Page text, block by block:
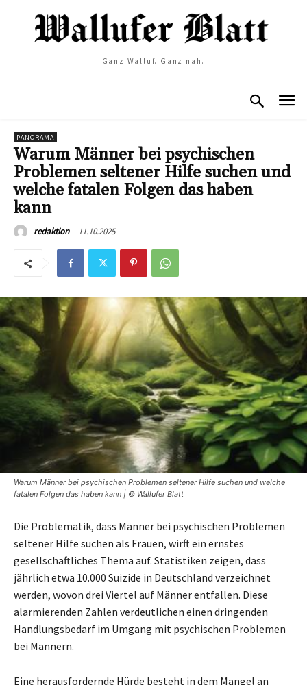
Ganz Walluf. Ganz nah.
PANORAMA
Warum Männer bei psychischen
Problemen seltener Hilfe suchen und
welche fatalen Folgen das haben
kann
redaktion 11.10.2025
Warum Männer bei psychischen Problemen seltener Hilfe suchen und welche
fatalen Folgen das haben kann | © Wallufer Blatt
Die Problematik, dass Männer bei psychischen Problemen
seltener Hilfe suchen als Frauen, wirft ein ernstes
gesellschaftliches Thema auf. Statistiken zeigen, dass
jährlich etwa 10.000 Suizide in Deutschland verzeichnet
werden, wovon drei Viertel auf Männer entfallen. Diese
alarmierenden Zahlen verdeutlichen einen dringenden
Handlungsbedarf im Umgang mit psychischen Problemen
bei Männern.
Eine herausfordernde Hürde besteht in dem Mangel an